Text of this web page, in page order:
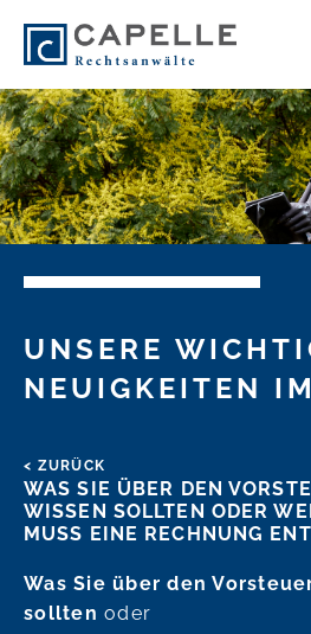
UNSERE
NEUIGKEITEN
< ZURÜCK
WAS SIE ÜBER DEN
WISSEN SOLLTEN ODER
MUSS EINE RECHNUNG
Was Sie über den
solltenoder